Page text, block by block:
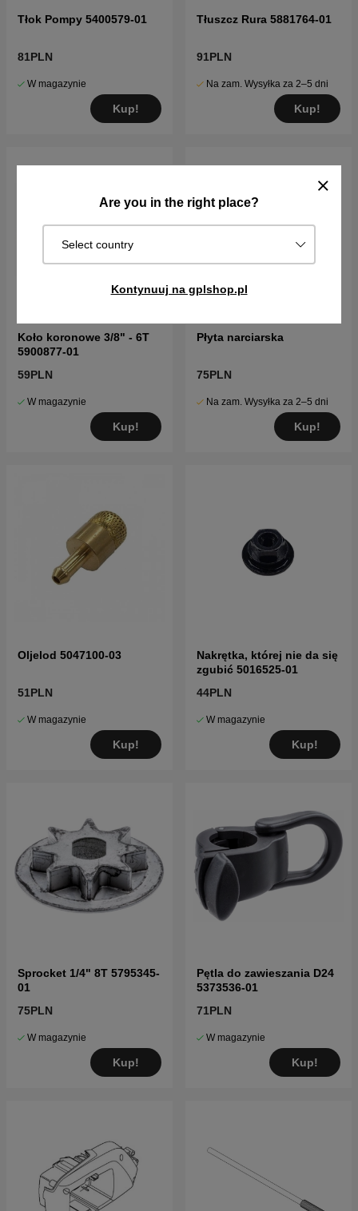
Are you in the right place?
Select country
Kontynuuj na gplshop.pl
Tłok Pompy 5400579-01
81PLN
W magazynie
Kup!
Tłuszcz Rura 5881764-01
91PLN
Na zam. Wysyłka za 2–5 dni
Kup!
Koło koronowe 3/8" - 6T
5900877-01
59PLN
W magazynie
Kup!
Płyta narciarska
75PLN
Na zam. Wysyłka za 2–5 dni
Kup!
Oljelod 5047100-03
51PLN
W magazynie
Kup!
Nakrętka, której nie da się
zgubić 5016525-01
44PLN
W magazynie
Kup!
Sprocket 1/4" 8T 5795345-
01
75PLN
W magazynie
Kup!
Pętla do zawieszania D24
5373536-01
71PLN
W magazynie
Kup!